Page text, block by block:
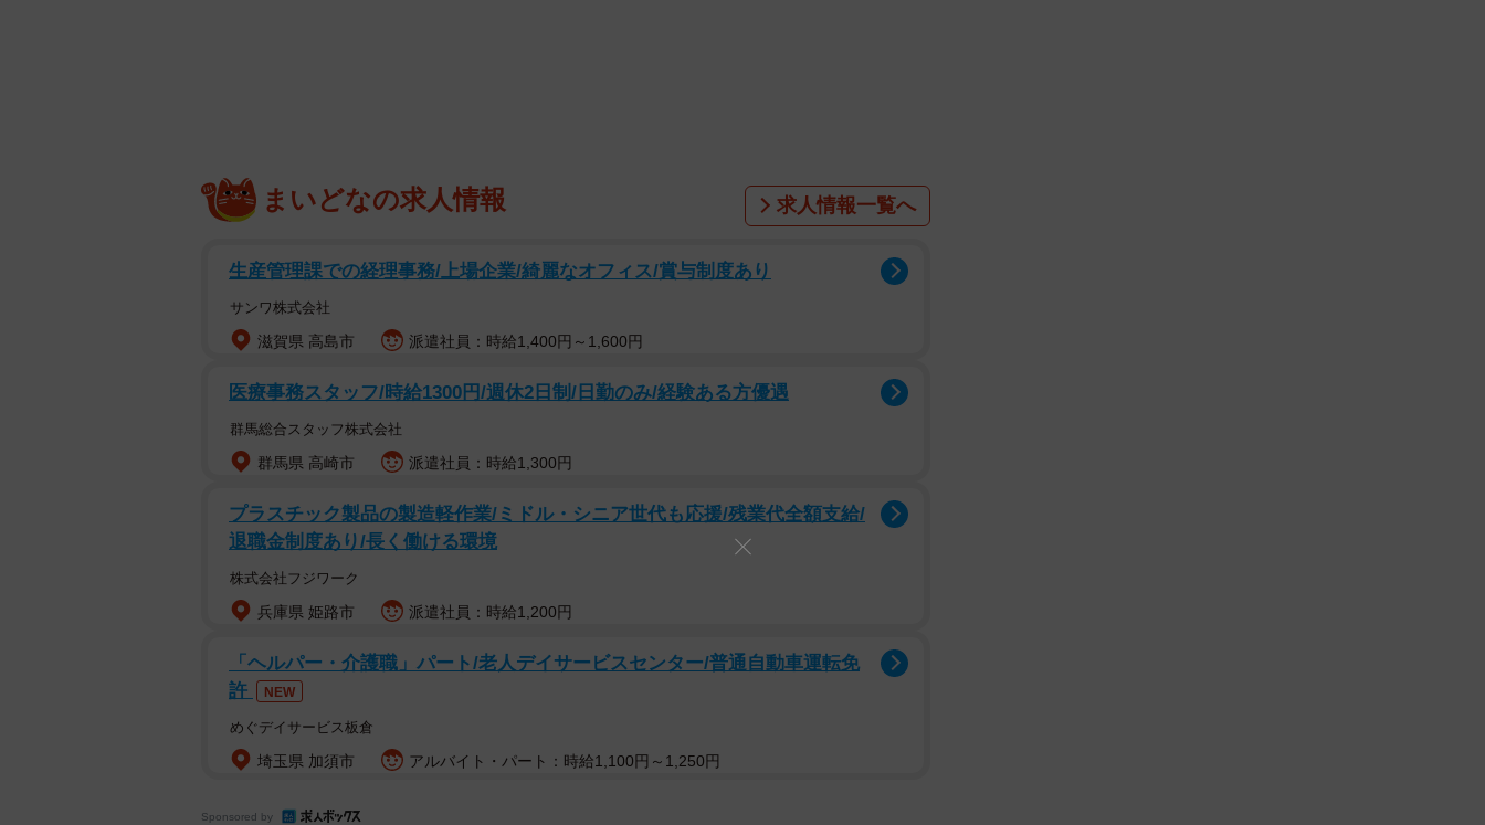
まいどなの求人情報 求人情報一覧へ
生産管理課での経理事務/上場企業/綺麗なオフィス/賞与制度あり
サンワ株式会社
滋賀県 高島市 派遣社員：時給1,400円～1,600円
医療事務スタッフ/時給1300円/週休2日制/日勤のみ/経験ある方優遇
群馬総合スタッフ株式会社
群馬県 高崎市 派遣社員：時給1,300円
プラスチック製品の製造軽作業/ミドル・シニア世代も応援/残業代全額支給/
退職金制度あり/長く働ける環境
株式会社フジワーク
兵庫県 姫路市 派遣社員：時給1,200円
「ヘルパー・介護職」パート/老人デイサービスセンター/普通自動車運転免
許
NEW
めぐデイサービス板倉
埼玉県 加須市 アルバイト・パート：時給1,100円～1,250円
Sponsored by